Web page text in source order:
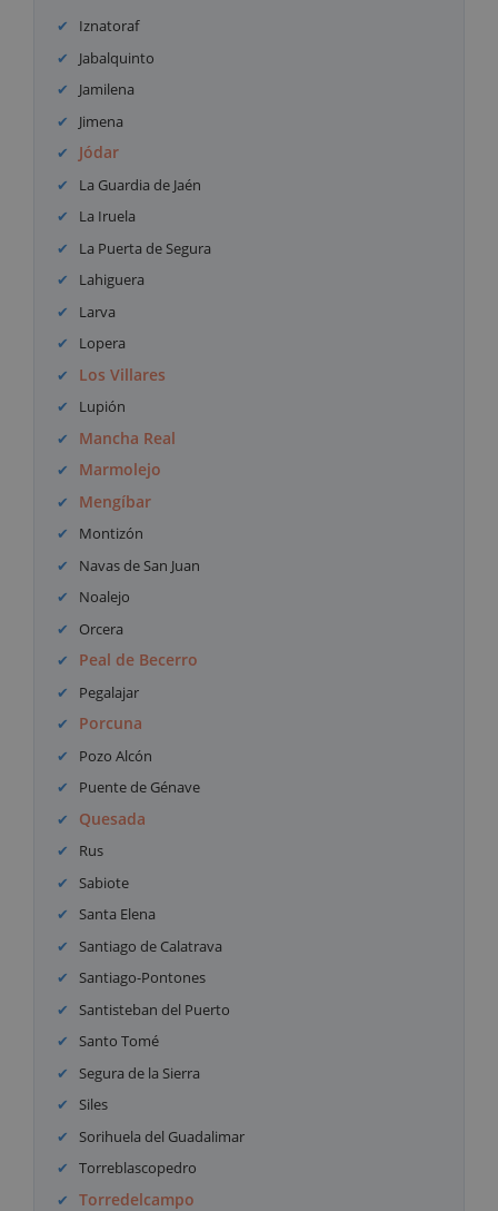
Iznatoraf
Jabalquinto
Jamilena
Jimena
Jódar
La Guardia de Jaén
La Iruela
La Puerta de Segura
Lahiguera
Larva
Lopera
Los Villares
Lupión
Mancha Real
Marmolejo
Mengíbar
Montizón
Navas de San Juan
Noalejo
Orcera
Peal de Becerro
Pegalajar
Porcuna
Pozo Alcón
Puente de Génave
Quesada
Rus
Sabiote
Santa Elena
Santiago de Calatrava
Santiago-Pontones
Santisteban del Puerto
Santo Tomé
Segura de la Sierra
Siles
Sorihuela del Guadalimar
Torreblascopedro
Torredelcampo